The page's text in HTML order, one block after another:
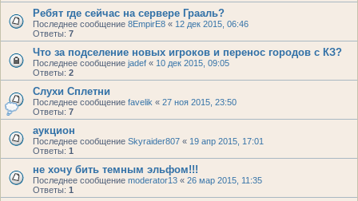
Ребят где сейчас на сервере Грааль?
Последнее сообщение 8EmpirE8 « 12 дек 2015, 06:46
Ответы: 7
Что за подселение новых игроков и перенос городов с КЗ?
Последнее сообщение jadef « 10 дек 2015, 09:05
Ответы: 2
Слухи Сплетни
Последнее сообщение favelik « 27 ноя 2015, 23:50
Ответы: 7
аукцион
Последнее сообщение Skyraider807 « 19 апр 2015, 17:01
Ответы: 1
не хочу бить темным эльфом!!!
Последнее сообщение moderator13 « 26 мар 2015, 11:35
Ответы: 1